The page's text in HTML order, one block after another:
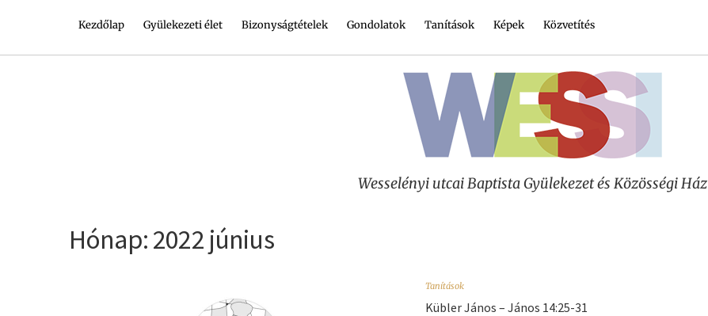
Kezdőlap Gyülekezeti élet Bizonyságtételek Gondolatok Tanítások Képek Közvetítés
Wesselényi utcai Baptista Gyülekezet és Közösségi Ház
Hónap:2022 június
Tanítások
Kübler János – János 14:25-31